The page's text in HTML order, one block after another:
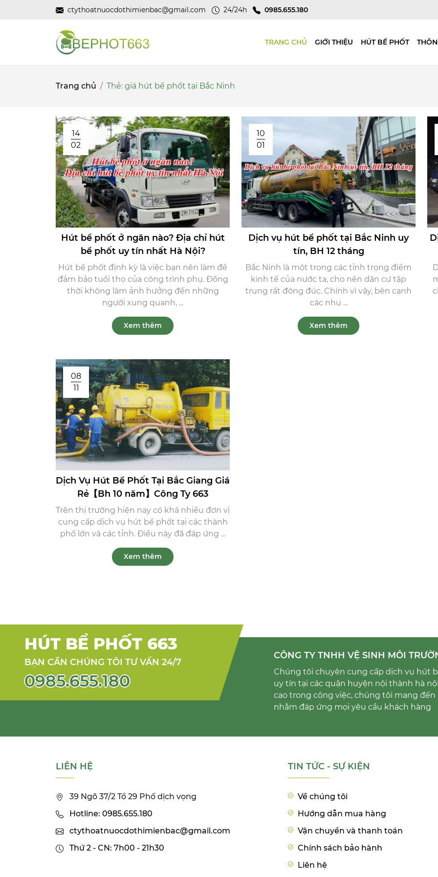
ctythoatnuocdothimienbac@gmail.com 24/24h 0985.655.180
TRANG CHỦ GIỚI THIỆU HÚT BỂ PHỐT
Trang chủ Thẻ: giá hút bể phốt tại Bắc Ninh
14
02
Hút bể phốt ở ngăn nào? Địa chỉ hút
bể phốt uy tín nhất Hà Nội?
Hút bể phốt định kỳ là việc bạn nên làm để
đảm bảo tuổi thọ của công trình phụ. Đồng
thời không làm ảnh hưởng đến những
người xung quanh, ...
Xem thêm
10
01
Dịch vụ hút bể phốt tại Bắc Ninh uy
tín, BH 12 tháng
Bắc Ninh là một trong các tỉnh trọng điểm
kinh tế của nước ta, cho nên dân cư tập
trung rất đông đúc. Chính vì vậy, bên cạnh
các nhu ...
Xem thêm
08
11
Dịch Vụ Hút Bể Phốt Tại Bắc Giang Giá
Rẻ【Bh 10 năm】Công Ty 663
Trên thị trường hiện nay có khá nhiều đơn vị
cung cấp dịch vụ hút bể phốt tại các thành
phố lớn và các tỉnh. Điều này đã đáp ứng ...
Xem thêm
HÚT BỂ PHỐT 663
BẠN CẦN CHÚNG TÔI TƯ VẤN 24/7
0985.655.180
CÔNG TY TNHH VỆ SINH MÔI
Chúng tôi chuyên cung cấp dịch vụ hút
uy tín tại các quận huyện nội thành hà
cao trong công việc, chúng tôi mang
nhằm đáp ứng mọi yêu cầu khách hàng
LIÊN HỆ
39 Ngõ 37/2 Tổ 29 Phố dịch vọng
Hotline: 0985.655.180
ctythoatnuocdothimienbac@gmail.com
Thứ 2 - CN: 7h00 - 21h30
TIN TỨC - SỰ KIỆN
Về chúng tôi
Hướng dẫn mua hàng
Vận chuyển và thanh toán
Chính sách bảo hành
Liên hệ